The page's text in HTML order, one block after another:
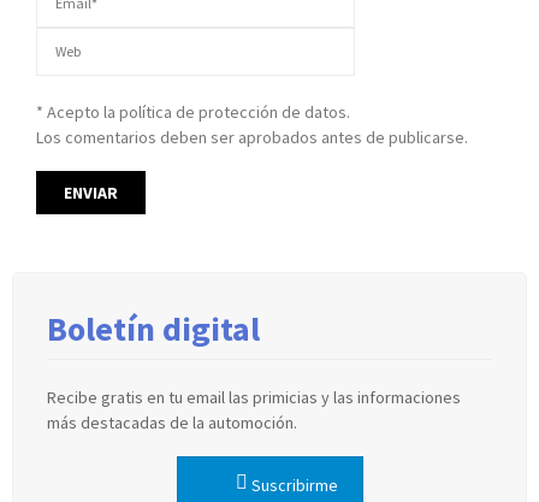
* Acepto la política de protección de datos.
Los comentarios deben ser aprobados antes de publicarse.
Boletín digital
Recibe gratis en tu email las primicias y las informaciones
más destacadas de la automoción.
Suscribirme